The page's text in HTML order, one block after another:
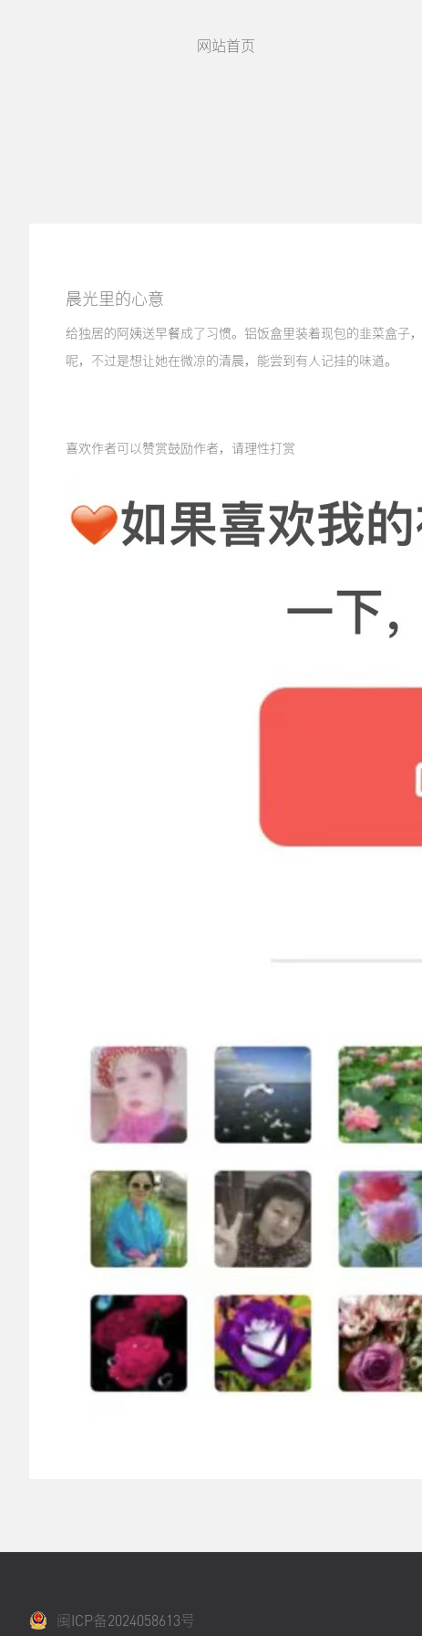
网站首页
晨光里的心意
给独居的阿姨送早餐成了习惯。铝饭盒里装着现包的韭菜盒子
呢，不过是想让她在微凉的清晨，能尝到有人记挂的味道。
喜欢作者可以赞赏鼓励作者，请理性打赏
闽ICP备2024058613号